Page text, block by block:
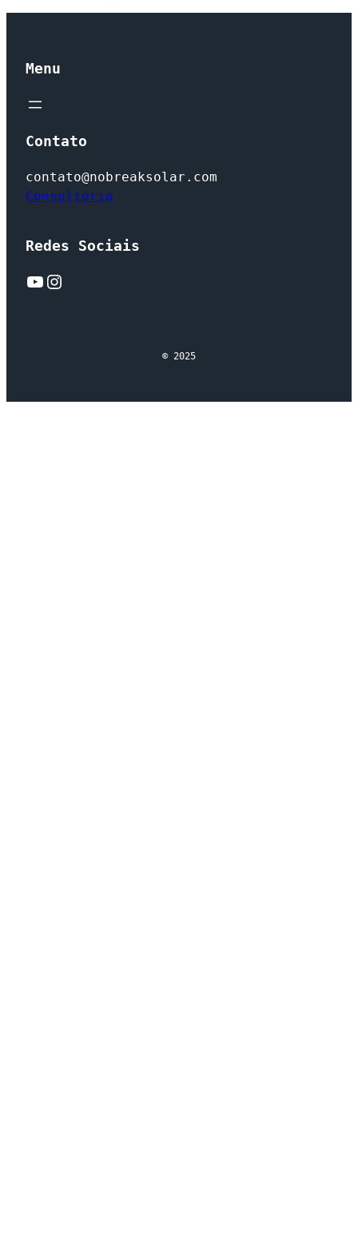
Menu
Contato
contato@nobreaksolar.com
Consultoria
Redes Sociais
YouTube Instagram
© 2025